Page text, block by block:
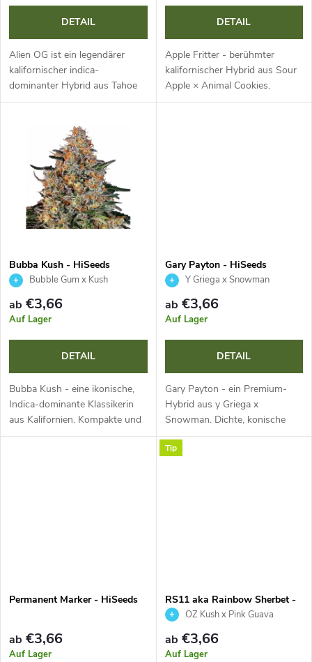
o
r
t
n
g
P
r
t
e
DETAIL
Alien OG ist ein legendärer
kalifornischer indica-
dominanter Hybrid aus Tahoe
OG x Alien Kush. Kompakte,
dichten, harzigen Buds.
Überzeugt mit...
DETAIL
Apple Fritter - berühmter
kalifornischer Hybrid aus Sour
Apple × Animal Cookies.
Ausgewogene Genetik mit
Bubba Kush - HiSeeds
Bubble Gum x Kush
ab €3,66
Auf Lager
DETAIL
Bubba Kush - eine ikonische,
Indica-dominante Klassikerin
aus Kalifornien. Kompakte und
robuste Pflanze, dichte harzige
Gary Payton - HiSeeds
Y Griega x Snowman
ab €3,66
Auf Lager
DETAIL
Gary Payton - ein Premium-
Hybrid aus y Griega x
Snowman. Dichte, konische
Buds mit mintgrünen und
violetten Farbtönen, funkelnden
Permanent Marker - HiSeeds
ab €3,66
Auf Lager
Tip
RS11 aka Rainbow Sherbet -
HiSeedsOZ Kush x Pink Guava
ab €3,66
Auf Lager